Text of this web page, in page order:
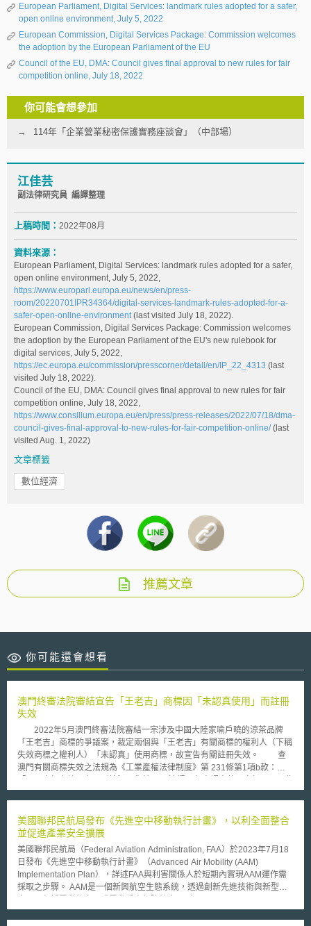
European Parliament, Digital Services: landmark rules adopted for a safer,
open online environment, July 5, 2022
European Commission, Digital Services Package: Commission welcomes
the adoption by the European Parliament of the EU
Council of the EU, DMA: Council gives final approval to new rules for fair
competition online, July 18, 2022
你可能會想參加
114年「企業營業秘密保護實務座談會」（中部場）
江佳芸
副法律研究員 編譯整理
上稿時間： 2022年08月
資料來源：
European Parliament, Digital Services: landmark rules adopted for a safer,
open online environment, July 5, 2022,
https://www.europarl.europa.eu/news/en/press-
room/20220701IPR34364/digital-services-landmark-rules-adopted-for-a-
safer-open-online-environment (last visited July 18, 2022).
European Commission, Digital Services Package: Commission welcomes
the adoption by the European Parliament of the EU's new rulebook for
digital services, July 5, 2022,
https://ec.europa.eu/commission/presscorner/detail/en/IP_22_4313 (last
visited July 18, 2022).
Council of the EU, DMA: Council gives final approval to new rules for fair
competition online, July 18, 2022,
https://www.consilium.europa.eu/en/press/press-releases/2022/07/18/dma-
council-gives-final-approval-to-new-rules-for-fair-competition-online/(last
visited Aug. 1, 2022)
文章標籤
數位經濟
推薦文章
你可能還會想看
澳門終審法院審結宣告「王老吉」商標因「未認真使用」而註冊
失效
2022年5月澳門終審法院審結一宗涉及中國大陸家喻戶曉的涼茶品牌
「王老吉」商標的爭議案，裁定兩個與「王老吉」有關商標的權利人（下稱
失效商標之權利人）「未認真」使用商標，故宣告有關註冊失效。 查
澳門有關商標失效之法規為《工業產權法律制度》第 231條第1項b款：
效商標之權利人主張延展商標專用期限，應認為有認真使用商標，但最後終
效。終審法院也引述歐盟法院判決輔助其判斷，指出關於商標認真使用的主
要宗旨為以下： (1)認真使用：本案判決指出「如果說某個已註冊商標的權
的義務」，因此，商標認真使用指的是權利人必須確實將註冊商標使用在註
冊的商品或服務上，達到商標向消費者（或稱公眾）指明某商品與服務來源
的法律功能後，始能認定其為認真使用。（歐盟法院亦肯認之，認為認真使
用指的是符合商標作為其註冊「產品或服務的來源識別」這一個主要功
美國聯邦民航局發布《先進空中移動執行計畫》，以利全面整合
並促進產業安全擴展
美國聯邦民航局（Federal Aviation Administration, FAA）於2023年7月18
日發布《先進空中移動執行計畫》（Advanced Air Mobility (AAM)
Implementation Plan），詳述FAA與利害關係人於短期內實現AAM運作需
採取之步驟。 AAM是一個新興航空生態系統，透過創新先進技術與新型航
landing, eVTOL），提供交通運輸更具效率、永續與公平的選擇機會。不